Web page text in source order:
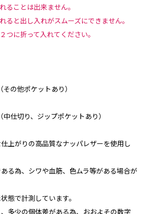
ることは出来ません。
ると出し入れがスムーズにできません。
つに折って入れてください。
の他ポケットあり）
仕切り、ジップポケットあり）
上がりの高品質なナッパレザーを使用し
る為、シワや血筋、色ムラ等がある場合が
態で計測しています。
多少の個体差がある為、おおよその数字